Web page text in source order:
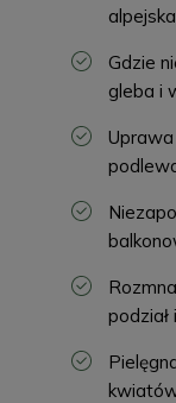
Gdzie
gleba i
Uprawa